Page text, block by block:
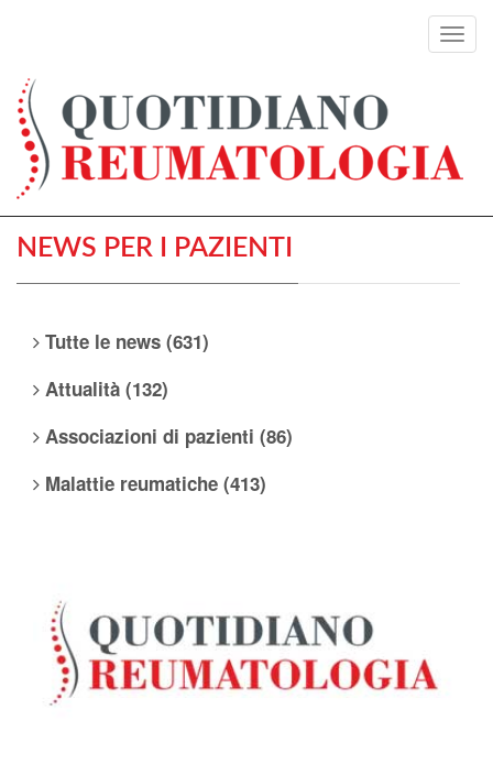
NEWS PER I PAZIENTI
Tutte le news (631)
Attualità (132)
Associazioni di pazienti (86)
Malattie reumatiche (413)